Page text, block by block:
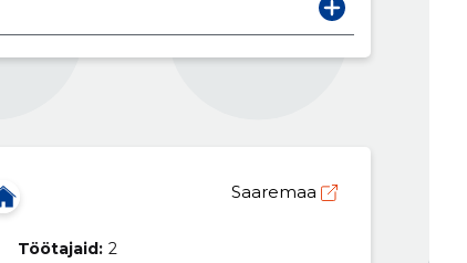
Saaremaa
Töötajaid: 2